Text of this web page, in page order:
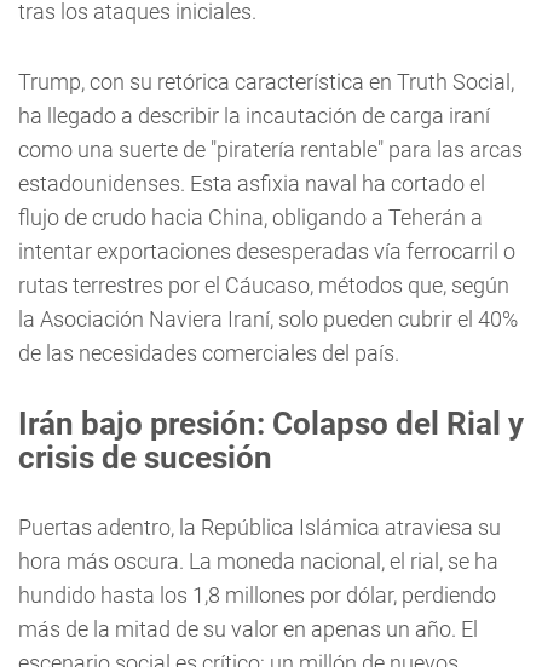
tras los ataques iniciales.
Trump, con su retórica característica en Truth Social,
ha llegado a describir la incautación de carga iraní
como una suerte de "piratería rentable" para las arcas
estadounidenses. Esta asfixia naval ha cortado el
flujo de crudo hacia China, obligando a Teherán a
intentar exportaciones desesperadas vía ferrocarril o
rutas terrestres por el Cáucaso, métodos que, según
la Asociación Naviera Iraní, solo pueden cubrir el 40%
de las necesidades comerciales del país.
Irán bajo presión: Colapso del Rial y
crisis de sucesión
Puertas adentro, la República Islámica atraviesa su
hora más oscura. La moneda nacional, el rial, se ha
hundido hasta los 1,8 millones por dólar, perdiendo
más de la mitad de su valor en apenas un año. El